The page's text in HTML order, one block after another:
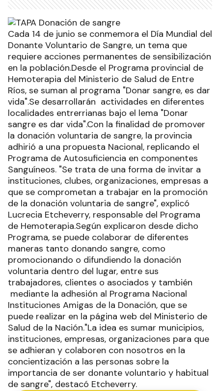
Cada 14 de junio se conmemora el Día Mundial del
Donante Voluntario de Sangre, un tema que
requiere acciones permanentes de sensibilización
en la población.Desde el Programa provincial de
Hemoterapia del Ministerio de Salud de Entre
Ríos, se suman al programa "Donar sangre, es dar
vida".Se desarrollarán actividades en diferentes
localidades entrerrianas bajo el lema "Donar
sangre es dar vida".Con la finalidad de promover
la donación voluntaria de sangre, la provincia
adhirió a una propuesta Nacional, replicando el
Programa de Autosuficiencia en componentes
Sanguíneos. "Se trata de una forma de invitar a
instituciones, clubes, organizaciones, empresas a
que se comprometan a trabajar en la promoción
de la donación voluntaria de sangre", explicó
Lucrecia Etcheverry, responsable del Programa
de Hemoterapia.Según explicaron desde dicho
Programa, se puede colaborar de diferentes
maneras tanto donando sangre, como
promocionando o difundiendo la donación
voluntaria dentro del lugar, entre sus
trabajadores, clientes o asociados y también
mediante la adhesión al Programa Nacional
Instituciones Amigas de la Donación, que se
puede realizar en la página web del Ministerio de
Salud de la Nación."La idea es sumar municipios,
instituciones, empresas, organizaciones para que
se adhieran y colaboren con nosotros en la
concientización a las personas sobre la
importancia de ser donante voluntario y habitual
de sangre", destacó Etcheverry.